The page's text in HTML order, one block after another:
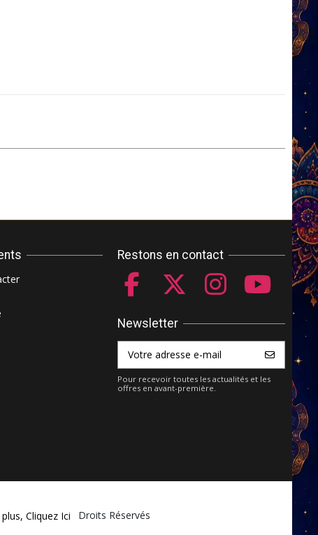
Restons en contact
Newsletter
Pour recevoir toutes les actualités et les
offres en avant-première.
- Tous Droits Réservés
Cliquez Ici